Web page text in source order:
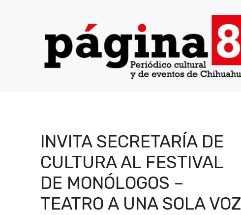
INVITA SECRETARÍA DE
CULTURA AL FESTIVAL
DE MONÓLOGOS –
TEATRO A UNA SOLA VOZ